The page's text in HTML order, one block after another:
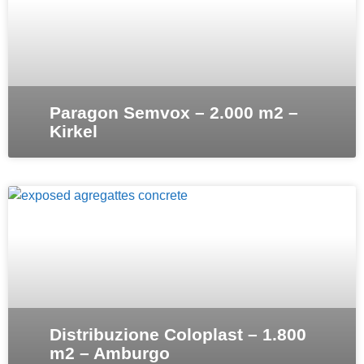
Paragon Semvox – 2.000 m2 –
Kirkel
Distribuzione Coloplast – 1.800
m2 – Amburgo